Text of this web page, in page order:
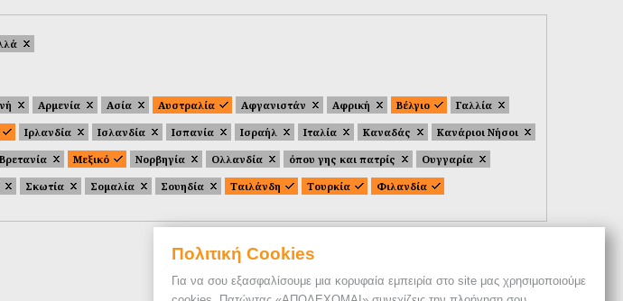
Πολιτική Cookies
Για να σου εξασφαλίσουμε μια κορυφαία εμπειρία στο site μας χρησιμοποιούμε
Αρμενία Ασία Αυστραλία Αφγανιστάν Αφρική Βέλγιο
Γαλλία
Ιρλανδία Ισλανδία Ισπανία Ισραήλ Ιταλία Καναδάς
Κανάριοι Νήσοι
Μεξικό Νορβηγία Ολλανδία όπου γης και πατρίς
Ουγγαρία
Σκωτία Σομαλία Σουηδία Ταιλάνδη Τουρκία Φιλανδία